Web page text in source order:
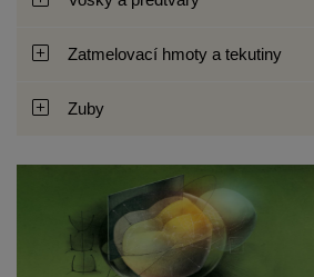
Zatmelovací hmoty a tekutiny
Zuby